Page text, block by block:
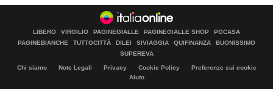
LIBERO VIRGILIO PAGINEGIALLE PAGINEGIALLE SHOP
PGCASA
PAGINEBIANCHE
TUTTOCITTÀ DILEI SIVIAGGIA QUIFINANZA
BUONISSIMO
SUPEREVA
Chi siamo Note Legali Privacy Cookie Policy
Preferenze sui cookie
Aiuto